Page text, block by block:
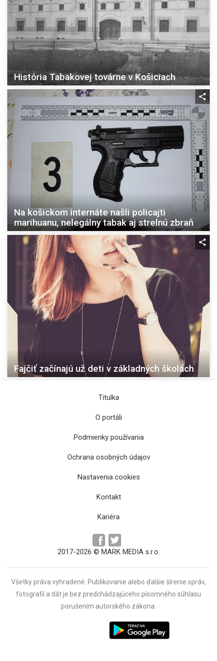
História Tabakovej továrne v Košiciach
Na košickom internáte našli policajti
marihuanu, nelegálny tabak aj strelnú zbraň
Fajčiť začínajú už deti v základných školách
Titulka
O portáli
Podmienky používania
Ochrana osobných údajov
Nastavenia cookies
Kontakt
Kariéra
2017-2026 © MARK MEDIA s.r.o.
Všetky práva vyhradené. Publikovanie alebo ďalšie šírenie správ,
fotografií a dát je bez predchádzajúceho písomného súhlasu
porušením autorského zákona.